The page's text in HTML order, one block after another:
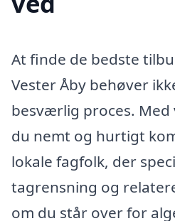
At finde de bedste
Vester Åby behøver
besværlig proces.
du nemt og hurtigt
lokale fagfolk, der
tagrensning og
om du står over for